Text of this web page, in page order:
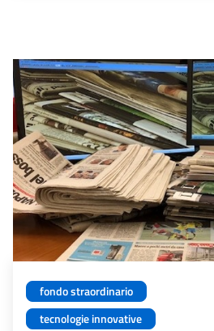
fondo straordinario
tecnologie innovative